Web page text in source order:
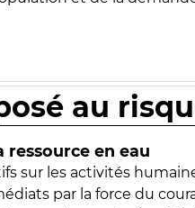
au
ressource en eau
sur les activités
par la force du